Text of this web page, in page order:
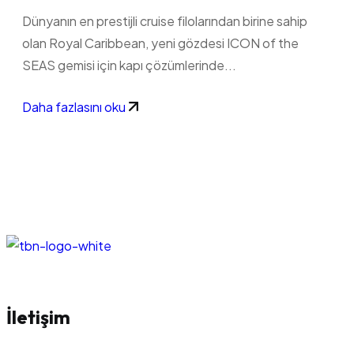
Dünyanın en prestijli cruise filolarından birine sahip
olan Royal Caribbean, yeni gözdesi ICON of the
SEAS gemisi için kapı çözümlerinde...
Daha fazlasını oku
İletişim